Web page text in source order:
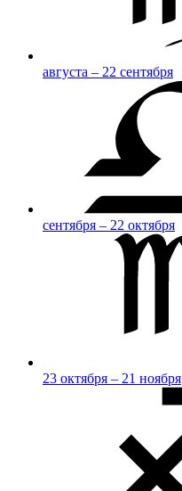
августа – 22 сентября
сентября – 22 октября
23 октября – 21 ноября